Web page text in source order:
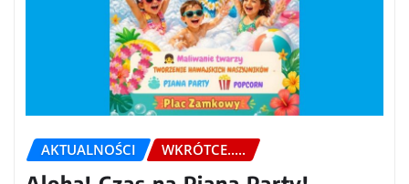
AKTUALNOŚCI WKRÓTCE.....